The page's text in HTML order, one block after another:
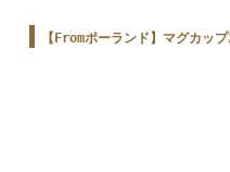
【Fromポーランド】マグカッ